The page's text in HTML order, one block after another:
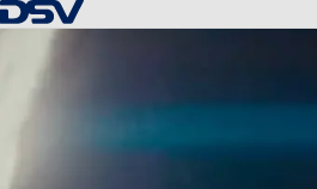
Torna alla pagina iniziale